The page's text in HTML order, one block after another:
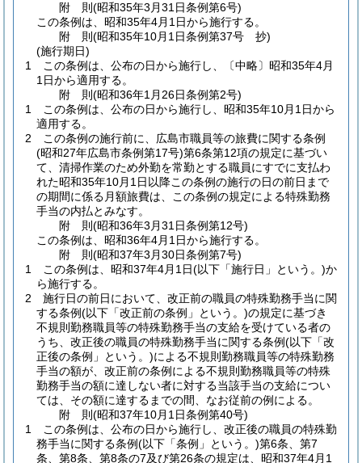
附 則(昭和35年3月31日条例第6号)
この条例は、昭和35年4月1日から施行する。
附 則(昭和35年10月1日条例第37号 抄)
(施行期日)
1
この条例は、公布の日から施行し、〔中略〕昭和35年4月
1日から適用する。
附 則(昭和36年1月26日条例第2号)
1
この条例は、公布の日から施行し、昭和35年10月1日から
適用する。
2
この条例の施行前に、広島市職員等の旅費に関する条例
(昭和27年広島市条例第17号)第6条第12項の規定に基づい
て、清掃作業のため外勤を常勤とする職員にすでに支払わ
れた昭和35年10月1日以降この条例の施行の日の前日まで
の期間に係る月額旅費は、この条例の規定による特殊勤務
手当の内払とみなす。
附 則(昭和36年3月31日条例第12号)
この条例は、昭和36年4月1日から施行する。
附 則(昭和37年3月30日条例第7号)
1
この条例は、昭和37年4月1日(以下「施行日」という。)か
ら施行する。
2
施行日の前日において、改正前の職員の特殊勤務手当に関
する条例(以下「改正前の条例」という。)の規定に基づき
不規則勤務職員等の特殊勤務手当の支給を受けている者の
うち、改正後の職員の特殊勤務手当に関する条例(以下「改
正後の条例」という。)による不規則勤務職員等の特殊勤務
手当の額が、改正前の条例による不規則勤務職員等の特殊
勤務手当の額に達しない者に対する当該手当の支給につい
ては、その額に達するまでの間、なお従前の例による。
附 則(昭和37年10月1日条例第40号)
1
この条例は、公布の日から施行し、改正後の職員の特殊勤
務手当に関する条例(以下「条例」という。)第6条、第7
条、第8条、第8条の7及び第26条の規定は、昭和37年4月1